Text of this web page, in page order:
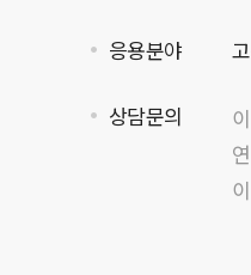
응용분야
상담문의